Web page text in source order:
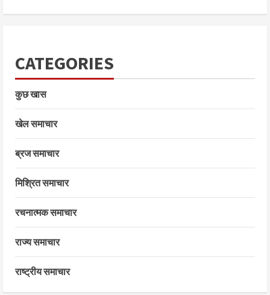
CATEGORIES
कुछ खास
खेल समाचार
ब्रज समाचार
मिश्रित समाचार
रचनात्मक समाचार
राज्य समाचार
राष्ट्रीय समाचार